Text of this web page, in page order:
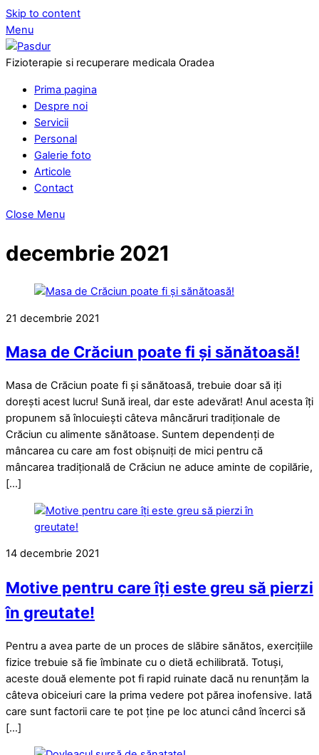
Skip to content
Menu
Fizioterapie si recuperare medicala Oradea
Prima pagina
Despre noi
Servicii
Personal
Galerie foto
Articole
Contact
Close Menu
decembrie 2021
21 decembrie 2021
Masa de Crăciun poate fi și sănătoasă!
Masa de Crăciun poate fi și sănătoasă, trebuie doar să iți
dorești acest lucru! Sună ireal, dar este adevărat! Anul acesta îți
propunem să înlocuiești câteva mâncăruri tradiționale de
Crăciun cu alimente sănătoase. Suntem dependenți de
mâncarea cu care am fost obișnuiți de mici pentru că
mâncarea tradițională de Crăciun ne aduce aminte de copilărie,
[…]
14 decembrie 2021
Motive pentru care îți este greu să pierzi
în greutate!
Pentru a avea parte de un proces de slăbire sănătos, exercițiile
fizice trebuie să fie îmbinate cu o dietă echilibrată. Totuși,
aceste două elemente pot fi rapid ruinate dacă nu renunțăm la
câteva obiceiuri care la prima vedere pot părea inofensive. Iată
care sunt factorii care te pot ține pe loc atunci când încerci să
[…]